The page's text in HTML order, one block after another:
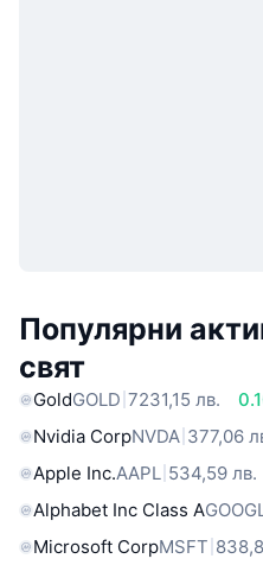
Популярни
свят
GoldGOLD 7231,15 лв.
Nvidia CorpNVDA 377,06
Apple Inc.AAPL 534,59 лв.
Alphabet Inc Class A
Microsoft CorpMSFT